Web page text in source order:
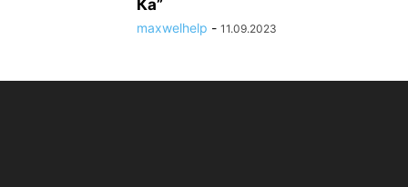
Ка”
maxwelhelp - 11.09.2023